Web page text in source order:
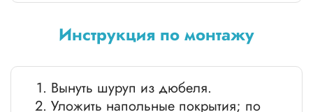
Инструкция по монтажу
Вынуть шуруп из дюбеля.
Уложить напольные покрытия; по